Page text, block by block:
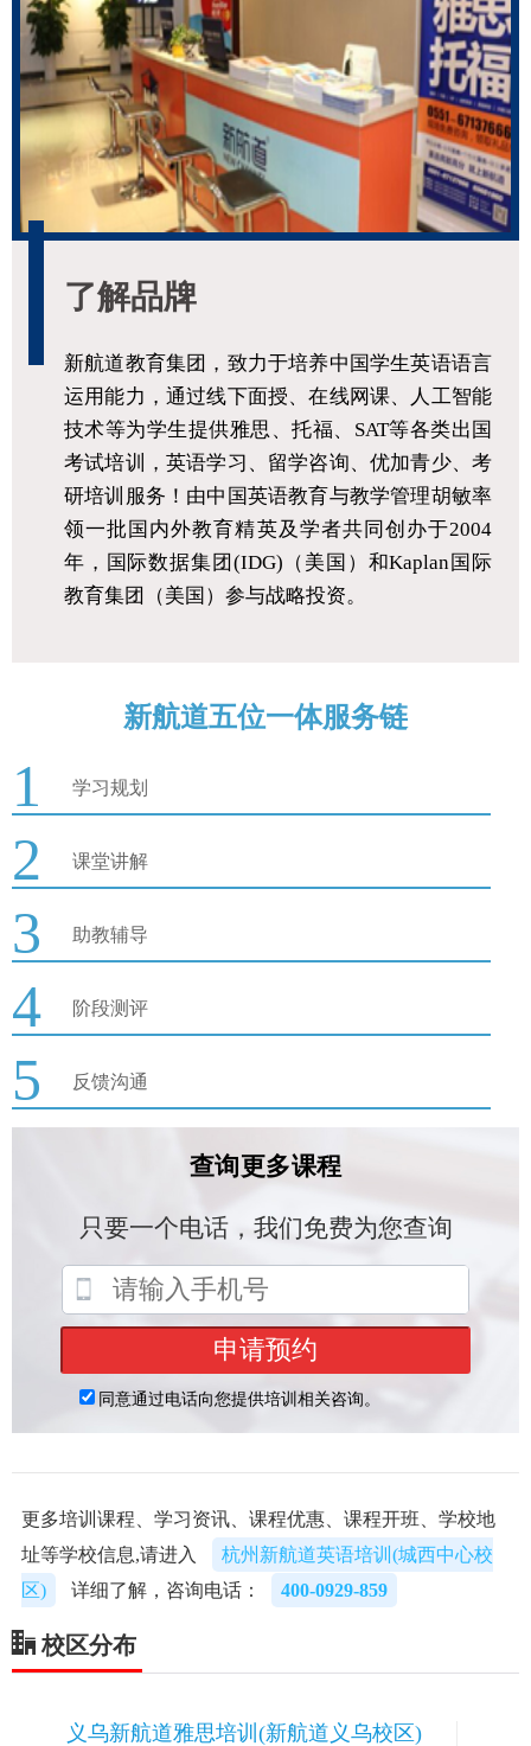
了解品牌
新航道教育集团，致力于培养中国学生英语语言
运用能力，通过线下面授、在线网课、人工智能
技术等为学生提供雅思、托福、SAT等各类出国
考试培训，英语学习、留学咨询、优加青少、考
研培训服务！由中国英语教育与教学管理胡敏率
领一批国内外教育精英及学者共同创办于2004
年，国际数据集团(IDG)（美国）和Kaplan国际
教育集团（美国）参与战略投资。
新航道五位一体服务链
1 学习规划
2 课堂讲解
3 助教辅导
4 阶段测评
5 反馈沟通
更多培训课程、学习资讯、课程优惠、课程开班、学校地
址等学校信息,请进入
杭州新航道英语培训(城西中心校
区)
详细了解，咨询电话： 400-0929-859
校区分布
义乌新航道雅思培训(新航道义乌校区)